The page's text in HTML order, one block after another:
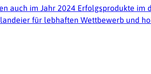
auch im Jahr 2024 Erfolgsprodukte
für lebhaften Wettbewerb und